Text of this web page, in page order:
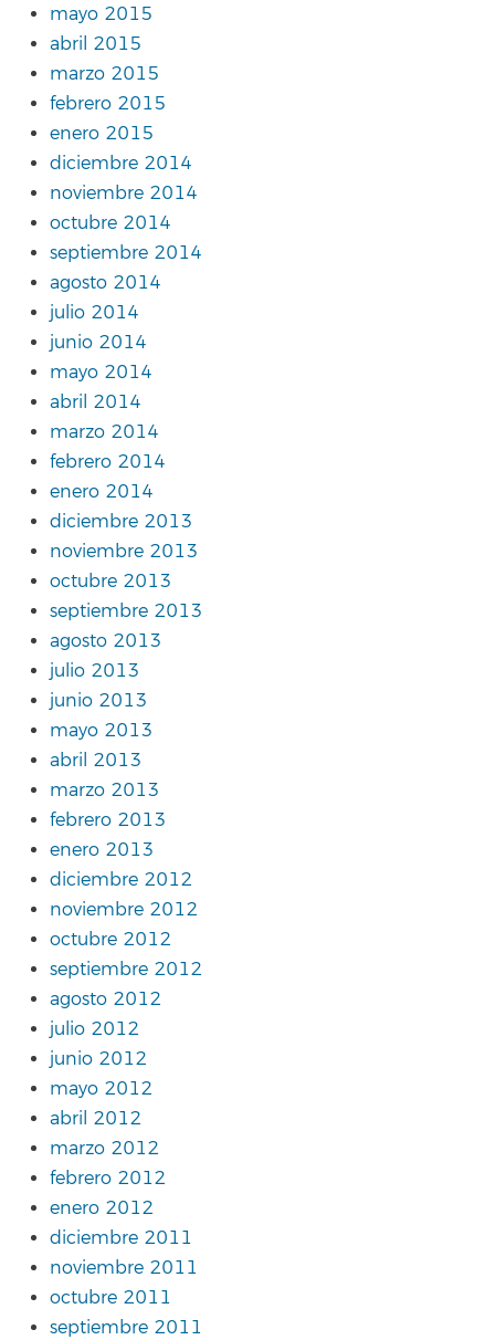
mayo 2015
abril 2015
marzo 2015
febrero 2015
enero 2015
diciembre 2014
noviembre 2014
octubre 2014
septiembre 2014
agosto 2014
julio 2014
junio 2014
mayo 2014
abril 2014
marzo 2014
febrero 2014
enero 2014
diciembre 2013
noviembre 2013
octubre 2013
septiembre 2013
agosto 2013
julio 2013
junio 2013
mayo 2013
abril 2013
marzo 2013
febrero 2013
enero 2013
diciembre 2012
noviembre 2012
octubre 2012
septiembre 2012
agosto 2012
julio 2012
junio 2012
mayo 2012
abril 2012
marzo 2012
febrero 2012
enero 2012
diciembre 2011
noviembre 2011
octubre 2011
septiembre 2011